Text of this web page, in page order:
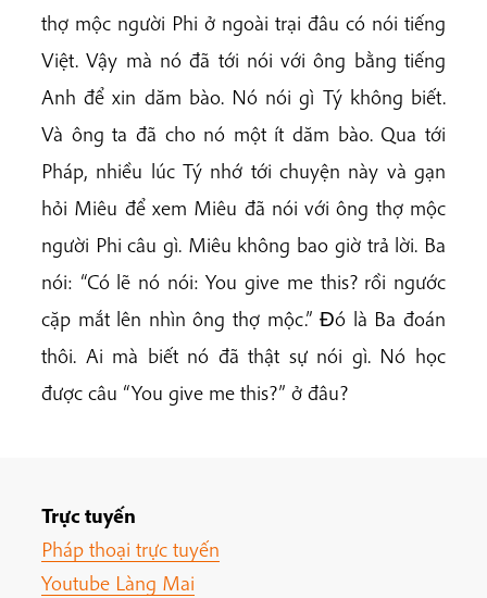
thợ mộc người Phi ở ngoài trại đâu có nói tiếng
Việt. Vậy mà nó đã tới nói với ông bằng tiếng
Anh để xin dăm bào. Nó nói gì Tý không biết.
Và ông ta đã cho nó một ít dăm bào. Qua tới
Pháp, nhiều lúc Tý nhớ tới chuyện này và gạn
hỏi Miêu để xem Miêu đã nói với ông thợ mộc
người Phi câu gì. Miêu không bao giờ trả lời. Ba
nói: “Có lẽ nó nói: You give me this? rồi ngước
cặp mắt lên nhìn ông thợ mộc.” Ðó là Ba đoán
thôi. Ai mà biết nó đã thật sự nói gì. Nó học
được câu “You give me this?” ở đâu?
Trực tuyến
Pháp thoại trực tuyến
Youtube Làng Mai